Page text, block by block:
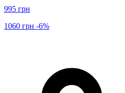
995 грн
1060 грн -6%